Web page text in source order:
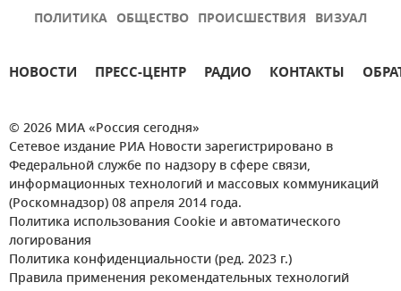
ПОЛИТИКА ОБЩЕСТВО ПРОИСШЕСТВИЯ ВИЗУАЛ
НОВОСТИ ПРЕСС-ЦЕНТР РАДИО КОНТАКТЫ
© 2026 МИА «Россия сегодня»
Сетевое издание РИА Новости зарегистрировано в
Федеральной службе по надзору в сфере связи,
информационных технологий и массовых коммуникаций
(Роскомнадзор) 08 апреля 2014 года.
Политика использования Cookie и автоматического
логирования
Политика конфиденциальности (ред. 2023 г.)
Правила применения рекомендательных технологий